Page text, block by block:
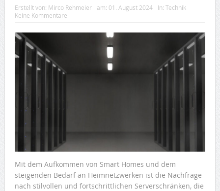
Erstellt von: Mirco Rehmeier am: 01. August 2024 In: Technik
Keine Kommentare
Mit dem Aufkommen von Smart Homes und dem
steigenden Bedarf an Heimnetzwerken ist die Nachfrage
nach stilvollen und fortschrittlichen Serverschränken, die